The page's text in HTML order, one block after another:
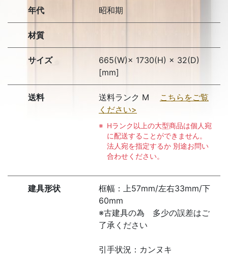
年代 昭和期
材質
サイズ
665(W)× 1730(H) × 32(D)
[mm]
送料 送料ランク M こちらをご覧
ください>
Hランク以上の大型商品は個人宛
に配送することができません。
法人宛を指定するか 別途お問い
合わせください。
建具形状
框幅：上57mm/左右33mm/下
60mm
※古建具の為 多少の誤差はご
了承ください
引手状況：カンヌキ